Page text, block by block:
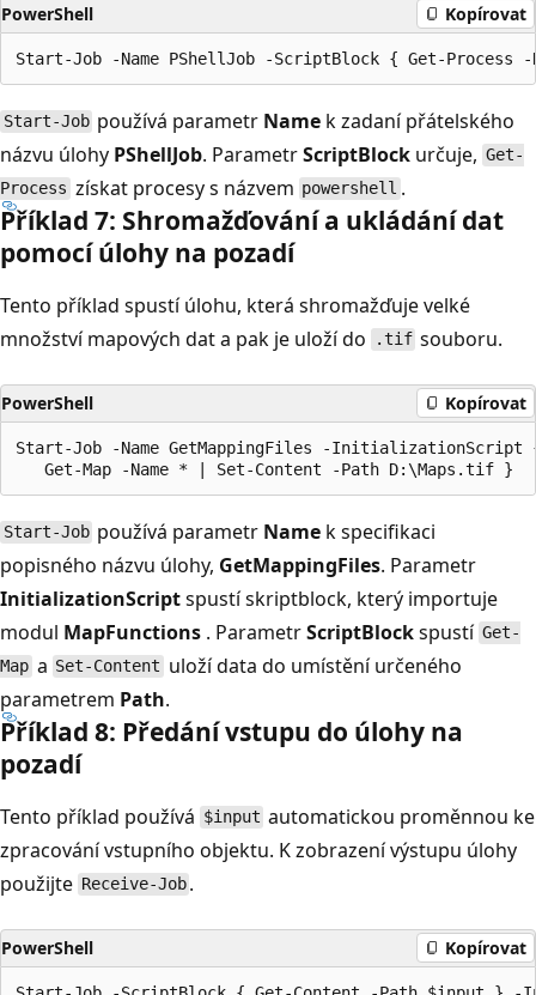
PowerShell Kopírovat
Start-Job používá parametr Name k zadaní přátelského
názvu úlohy PShellJob. ParametrScriptBlock určuje, Get-
Process získat procesy s názvem powershell .
Příklad 7: Shromažďování a ukládání dat
pomocí úlohy na pozadí
Tento příklad spustí úlohu, která shromažďuje velké
množství mapových dat a pak je uloží do
.tif souboru.
PowerShell Kopírovat
Start-Job -Name GetMappingFiles -InitializationScript
Start-Job používá parametr Name k specifikaci
popisného názvu úlohy, GetMappingFiles. Parametr
InitializationScriptspustí skriptblock, který importuje
modul MapFunctions . ParametrScriptBlockspustí Get-
Map a Set-Content uloží data do umístění určeného
parametrem Path.
Příklad 8: Předání vstupu do úlohy na
pozadí
Tento příklad používá $input automatickou proměnnou ke
zpracování vstupního objektu. K zobrazení výstupu úlohy
použijte Receive-Job .
PowerShell Kopírovat